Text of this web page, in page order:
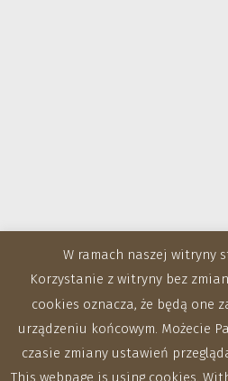
W ramach naszej witryny
Korzystanie z witryny bez
cookies oznacza, że będą one
urządzeniu końcowym. Możecie
czasie zmiany ustawień
This webpage is using cookies.